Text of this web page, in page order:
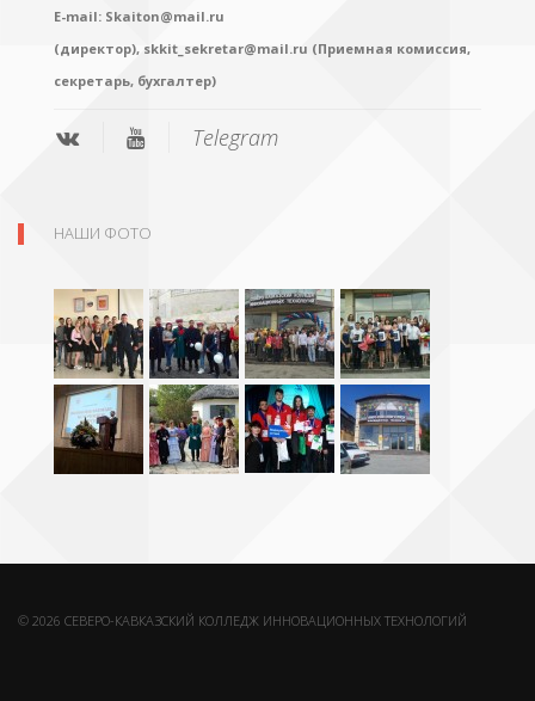
E-mail: Skaiton@mail.ru
(директор), skkit_sekretar@mail.ru (Приемная комиссия,
секретарь, бухгалтер)
Telegram
НАШИ ФОТО
© 2026 СЕВЕРО-КАВКАЗСКИЙ КОЛЛЕДЖ ИННОВАЦИОННЫХ ТЕХНОЛОГИЙ